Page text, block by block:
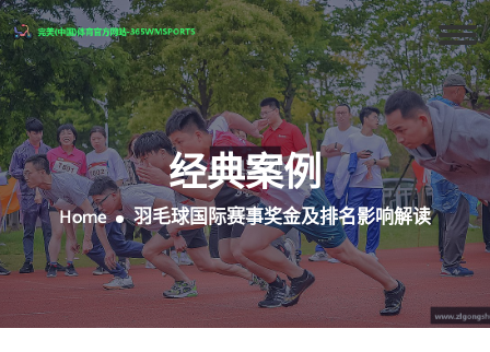
经典案例
Home 羽毛球国际赛事奖金及排名影响解读